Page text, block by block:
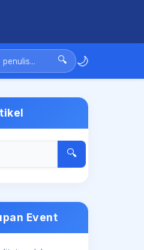
🔍 🌙
🔍
Event